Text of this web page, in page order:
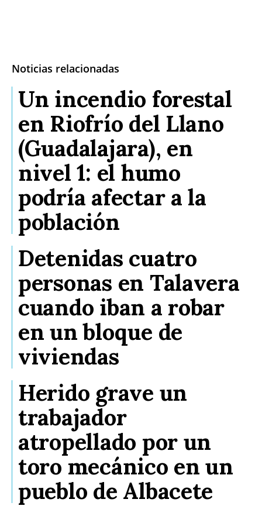
Noticias relacionadas
Un incendio forestal
en Riofrío del Llano
(Guadalajara), en
nivel 1: el humo
podría afectar a la
población
Detenidas cuatro
personas en Talavera
cuando iban a robar
en un bloque de
viviendas
Herido grave un
trabajador
atropellado por un
toro mecánico en un
pueblo de Albacete